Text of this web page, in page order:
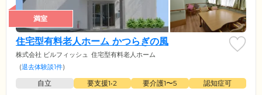
満室
住宅型有料老人ホーム かつらぎの風
株式会社 ビルフィッシュ 住宅型有料老人ホーム
(退去体験談1件)
自立 要支援1•2 要介護1〜5
認知症可